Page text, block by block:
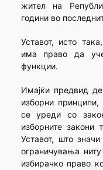
жител на
години во
Уставот, исто
има право да
функции.
Имајќи предвид
изборни
се уреди со
изборните закони
Уставот, што
ограничувања
избирачко право